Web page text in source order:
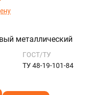
металлический
ГОСТ/ТУ
ТУ 48-19-101-84